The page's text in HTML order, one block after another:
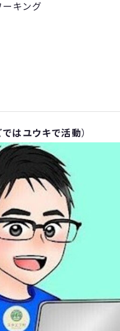
キング
はユウキで活動）